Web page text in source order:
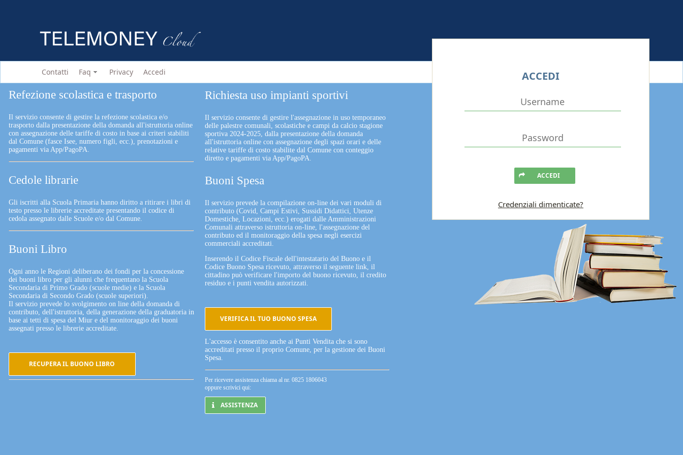
Contatti Faq Privacy Accedi
Refezione scolastica e trasporto
Il servizio consente di gestire la refezione scolastica e/o
trasporto dalla presentazione della domanda all'istruttoria online
con assegnazione delle tariffe di costo in base ai criteri stabiliti
dal Comune (fasce Isee, numero figli, ecc.), prenotazioni e
pagamenti via App/PagoPA.
Cedole librarie
Gli iscritti alla Scuola Primaria hanno diritto a ritirare i libri di
testo presso le librerie accreditate presentando il codice di
cedola assegnato dalle Scuole e/o dal Comune.
Buoni Libro
Ogni anno le Regioni deliberano dei fondi per la concessione
dei buoni libro per gli alunni che frequentano la Scuola
Secondaria di Primo Grado (scuole medie) e la Scuola
Secondaria di Secondo Grado (scuole superiori).
Il servizio prevede lo svolgimento on line della domanda di
contributo, dell'istruttoria, della generazione della graduatoria in
base ai tetti di spesa del Miur e del monitoraggio dei buoni
assegnati presso le librerie accreditate.
RECUPERA IL BUONO LIBRO
Richiesta uso impianti sportivi
Il servizio consente di gestire l'assegnazione in uso temporaneo
delle palestre comunali, scolastiche e campi da calcio stagione
sportiva 2024-2025, dalla presentazione della domanda
all'istruttoria online con assegnazione degli spazi orari e delle
relative tariffe di costo stabilite dal Comune con conteggio
diretto e pagamenti via App/PagoPA.
Buoni Spesa
Il servizio prevede la compilazione on-line dei vari moduli di
contributo (Covid, Campi Estivi, Sussidi Didattici, Utenze
Domestiche, Locazioni, ecc.) erogati dalle Amministrazioni
Comunali attraverso istruttoria on-line, l'assegnazione del
contributo ed il monitoraggio della spesa negli esercizi
commerciali accreditati.
Inserendo il Codice Fiscale dell'intestatario del Buono e il
Codice Buono Spesa ricevuto, attraverso il seguente link, il
cittadino può verificare l'importo del buono ricevuto, il credito
residuo e i punti vendita autorizzati.
VERIFICA IL TUO BUONO SPESA
L'accesso è consentito anche ai Punti Vendita che si sono
accreditati presso il proprio Comune, per la gestione dei Buoni
Spesa.
Per ricevere assistenza chiama al nr. 0825 1806043
oppure scrivici qui:
ASSISTENZA
ACCEDI
ACCEDI
Credenziali dimenticate?